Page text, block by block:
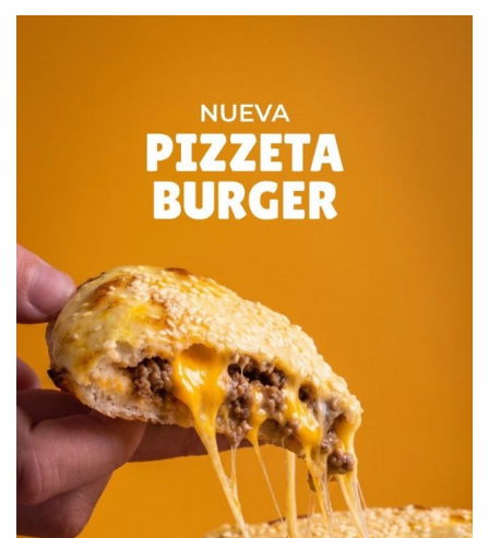
trigo se pudieron observar mancha amarilla, roya amarilla y
En cebada la principal afección encontrada fue
escaldadura, mancha en red y mancha spot, aunque
también se vio ramularia en ciertos lotes.
En cuanto a las plagas, solo se observó pulgón e isocas en
algunos lotes de trigo mientras que la cebada se ha
mostrado con un buen nivel de sanidad. Se pudo observar
daño por helada, en la zona circundante a las localidades
de Necochea, Juan N. Fernández y San Cayetano, sobre
ciertos cultivos.
Circuito Sierra
El rendimiento promedio en este recorrido comprendido
por los partidos de Bahía Blanca, Coronel Suárez, Trenque